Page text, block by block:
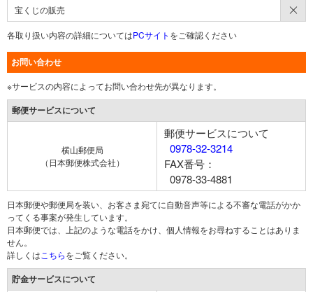
宝くじの販売
各取り扱い内容の詳細についてはPCサイト をご確認ください
お問い合わせ
※サービスの内容によってお問い合わせ先が異なります。
郵便サービスについて
横山郵便局
（日本郵便株式会社）
郵便サービスについて
0978-32-3214
FAX番号：
0978-33-4881
日本郵便や郵便局を装い、お客さま宛てに自動音声等による不審な電話がかか
ってくる事案が発生しています。
日本郵便では、上記のような電話をかけ、個人情報をお尋ねすることはありま
せん。
詳しくは こちらをご覧ください。
貯金サービスについて